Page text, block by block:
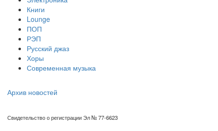
Книги
Lounge
ПОП
РЭП
Русский джаз
Хоры
Современная музыка
Архив новостей
Свидетельство о регистрации Эл № 77-6623